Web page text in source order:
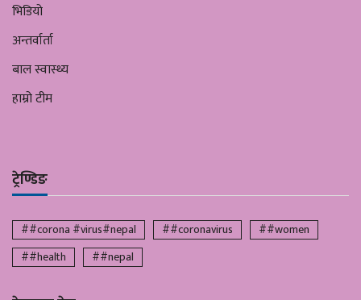
भिडियो
अन्तर्वार्ता
बाल स्वास्थ्य
हाम्रो टीम
ट्रेण्डिङ
##corona #virus#nepal ##coronavirus
##women
##health
##nepal